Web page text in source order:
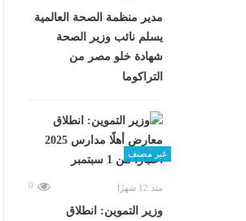
مدير منظمة الصحة العالمية
يسلم نائب وزير الصحة
شهادة خلو مصر من
التراكوما
غير مصنف
منذ 12 شهرًا 0
وزير التموين: انطلاق